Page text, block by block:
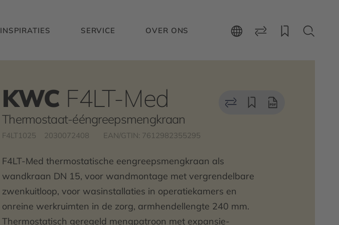
INSPIRATIES SERVICE OVER ONS
KWC F4LT-Med
Thermostaat-ééngreepsmengkraan
F4LT1025 2030072408 EAN/GTIN: 7612982355295
F4LT-Med thermostatische eengreepsmengkraan als
wandkraan DN 15, voor wandmontage met vergrendelbare
zwenkuitloop, voor wasinstallaties in operatiekamers en
onreine werkruimten in de zorg, armhendellengte 240 mm.
Thermostatisch geregeld mengpatroon met expansie-